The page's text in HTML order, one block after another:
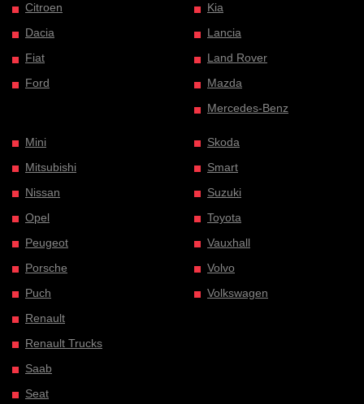
Citroen
Dacia
Fiat
Ford
Kia
Lancia
Land Rover
Mazda
Mercedes-Benz
Mini
Mitsubishi
Nissan
Opel
Peugeot
Porsche
Puch
Renault
Renault Trucks
Saab
Seat
Skoda
Smart
Suzuki
Toyota
Vauxhall
Volvo
Volkswagen